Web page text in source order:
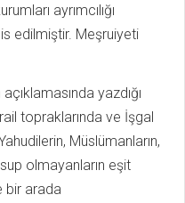
ayrımcılığı
edilmiştir. Meşruiyeti
yazdığı
topraklarında ve İşgal
Müslümanların,
olmayanların eşit
bir arada